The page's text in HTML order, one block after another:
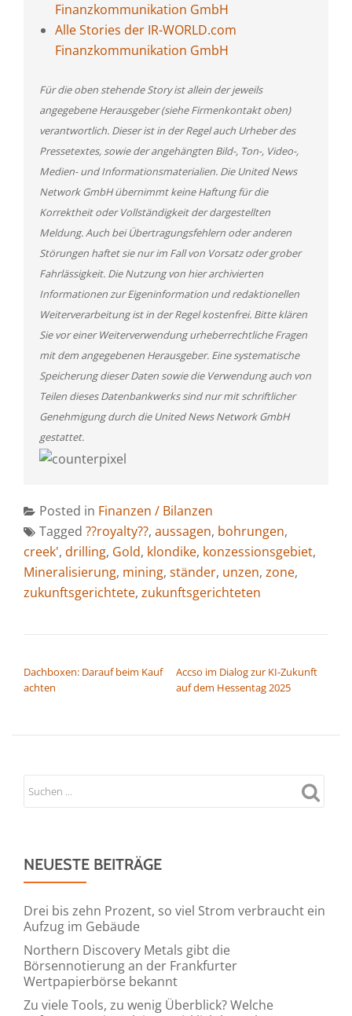
Finanzkommunikation GmbH
Alle Stories der IR-WORLD.com
Finanzkommunikation GmbH
Für die oben stehende Story ist allein der jeweils
angegebene Herausgeber (siehe Firmenkontakt oben)
verantwortlich. Dieser ist in der Regel auch Urheber des
Pressetextes, sowie der angehängten Bild-, Ton-, Video-,
Medien- und Informationsmaterialien. Die United News
Network GmbH übernimmt keine Haftung für die
Korrektheit oder Vollständigkeit der dargestellten
Meldung. Auch bei Übertragungsfehlern oder anderen
Störungen haftet sie nur im Fall von Vorsatz oder grober
Fahrlässigkeit. Die Nutzung von hier archivierten
Informationen zur Eigeninformation und redaktionellen
Weiterverarbeitung ist in der Regel kostenfrei. Bitte klären
Sie vor einer Weiterverwendung urheberrechtliche Fragen
mit dem angegebenen Herausgeber. Eine systematische
Speicherung dieser Daten sowie die Verwendung auch von
Teilen dieses Datenbankwerks sind nur mit schriftlicher
Genehmigung durch die United News Network GmbH
gestattet.
Posted in Finanzen / Bilanzen
Tagged ??royalty??, aussagen, bohrungen,
creek', drilling, Gold, klondike, konzessionsgebiet,
Mineralisierung, mining, ständer, unzen, zone,
zukunftsgerichtete, zukunftsgerichteten
Dachboxen: Darauf beim Kauf
achten
Accso im Dialog zur KI-Zukunft
auf dem Hessentag 2025
NEUESTE BEITRÄGE
Drei bis zehn Prozent, so viel Strom verbraucht ein
Aufzug im Gebäude
Northern Discovery Metals gibt die
Börsennotierung an der Frankfurter
Wertpapierbörse bekannt
Zu viele Tools, zu wenig Überblick? Welche